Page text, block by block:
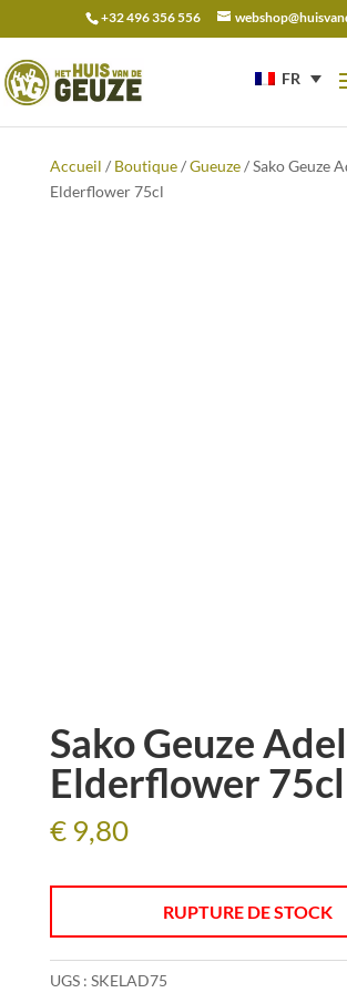
+32 496 356 556
FR
pour :
Accueil / Boutique/Gueuze/ Sako Geuze
Elderflower 75cl
Sako Geuze
Elderflower 75cl
€9,80
RUPTURE DE STOCK
UGS : SKELAD75